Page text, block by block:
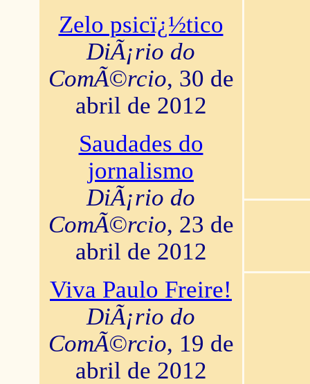
Zelo psicï¿½tico
DiÃ¡rio do
ComÃ©rcio, 30 de
abril de 2012
Saudades do
jornalismo
DiÃ¡rio do
ComÃ©rcio, 23 de
abril de 2012
Viva Paulo Freire!
DiÃ¡rio do
ComÃ©rcio, 19 de
abril de 2012